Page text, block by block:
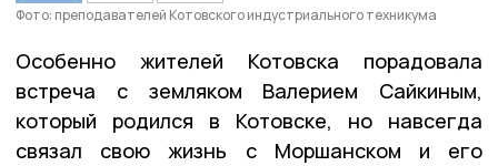
Фото: преподавателей Котовского индустриального техникума
Особенно жителей Котовска порадовала
встреча с земляком Валерием Сайкиным,
который родился в Котовске, но навсегда
связал свою жизнь с Моршанском и его